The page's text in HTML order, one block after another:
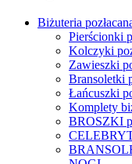
Biżuteria
Pierścionki
Kolczyki
Zawieszki
Bransoletki
Łańcuszki
Komplety
BROSZKI